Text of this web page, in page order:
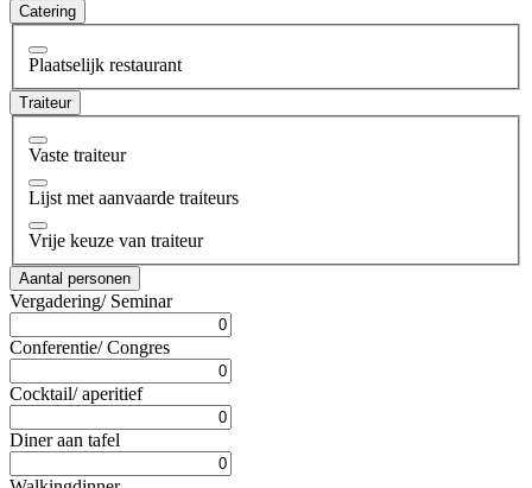
Catering
Plaatselijk restaurant
Traiteur
Vaste traiteur
Lijst met aanvaarde traiteurs
Vrije keuze van traiteur
Aantal personen
Vergadering/ Seminar
Conferentie/ Congres
Cocktail/ aperitief
Diner aan tafel